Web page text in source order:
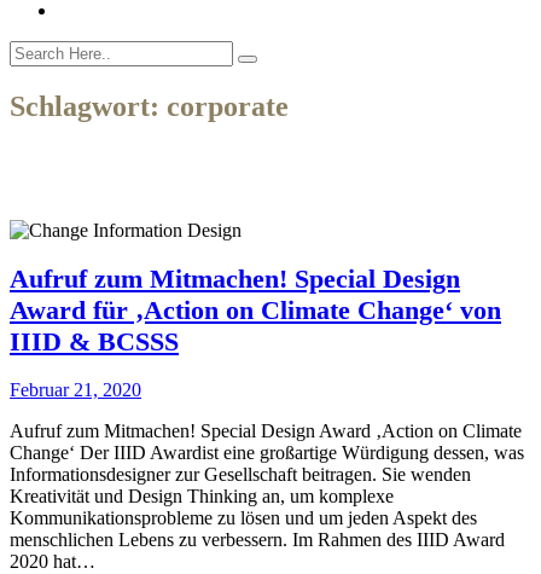
Schlagwort: corporate
Aufruf zum Mitmachen! Special Design
Award für ‚Action on Climate Change‘ von
IIID & BCSSS
Februar 21, 2020
Aufruf zum Mitmachen! Special Design Award ‚Action on Climate
Change‘ Der IIID Awardist eine großartige Würdigung dessen, was
Informationsdesigner zur Gesellschaft beitragen. Sie wenden
Kreativität und Design Thinking an, um komplexe
Kommunikationsprobleme zu lösen und um jeden Aspekt des
menschlichen Lebens zu verbessern. Im Rahmen des IIID Award
2020 hat…